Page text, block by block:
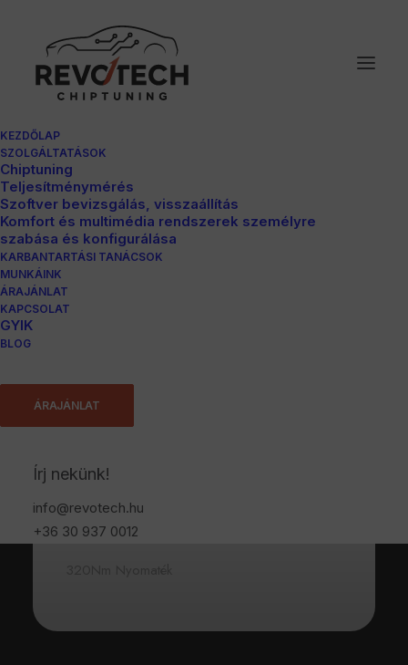
KEZDŐLAP
SZOLGÁLTATÁSOK
Chiptuning
Teljesítménymérés
Szoftver bevizsgálás, visszaállítás
Komfort és multimédia rendszerek személyre
szabása és konfigurálása
KARBANTARTÁSI TANÁCSOK
MUNKÁINK
ÁRAJÁNLAT
KAPCSOLAT
GYIK
BLOG
ÁRAJÁNLAT
Írj nekünk!
info@revotech.hu
+36 30 937 0012
Volkswagen Passat
Katalógus Le
140 Lóerő
Katalógus Nm